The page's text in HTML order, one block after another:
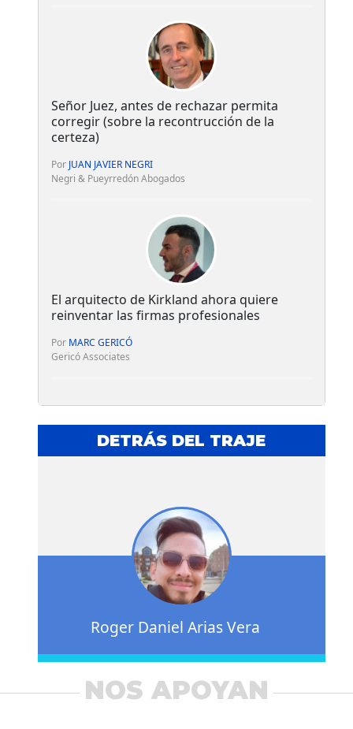
Señor Juez, antes de rechazar permita
corregir (sobre la recontrucción de la
certeza)
Por JUAN JAVIER NEGRI
Negri & Pueyrredón Abogados
El arquitecto de Kirkland ahora quiere
reinventar las firmas profesionales
Por MARC GERICÓ
Gericó Associates
DETRÁS DEL TRAJE
Roger Daniel Arias Vera
NOS APOYAN